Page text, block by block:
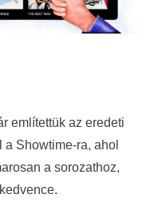
említettük az eredeti
a Showtime-ra, ahol
a sorozathoz,